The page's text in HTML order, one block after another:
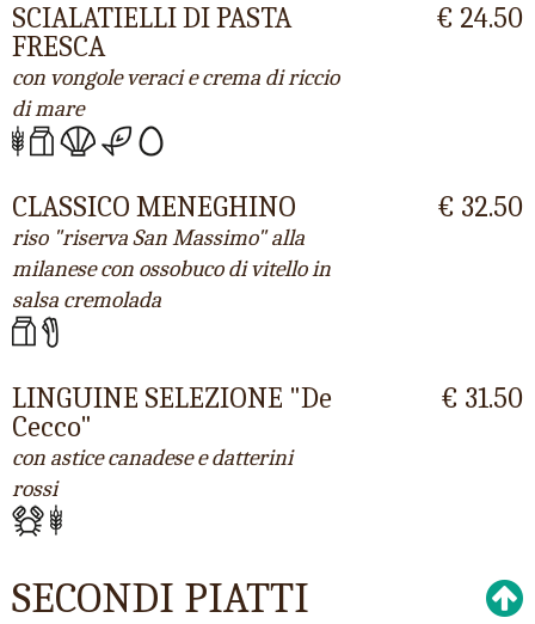
SCIALATIELLI DI PASTA
FRESCA
con vongole veraci e crema di riccio
di mare
€ 24.50
CLASSICO MENEGHINO
riso "riserva San Massimo" alla
milanese con ossobuco di vitello in
salsa cremolada
€ 32.50
LINGUINE SELEZIONE "De
Cecco"
con astice canadese e datterini
rossi
€ 31.50
SECONDI PIATTI